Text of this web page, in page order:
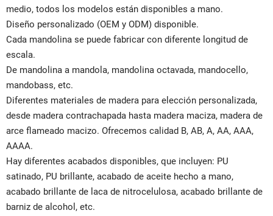
medio, todos los modelos están disponibles a mano.
Diseño personalizado (OEM y ODM) disponible.
Cada mandolina se puede fabricar con diferente longitud de
escala.
De mandolina a mandola, mandolina octavada, mandocello,
mandobass, etc.
Diferentes materiales de madera para elección personalizada,
desde madera contrachapada hasta madera maciza, madera de
arce flameado macizo. Ofrecemos calidad B, AB, A, AA, AAA,
AAAA.
Hay diferentes acabados disponibles, que incluyen: PU
satinado, PU brillante, acabado de aceite hecho a mano,
acabado brillante de laca de nitrocelulosa, acabado brillante de
barniz de alcohol, etc.